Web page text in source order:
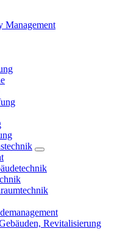
Management
Revitalisierung